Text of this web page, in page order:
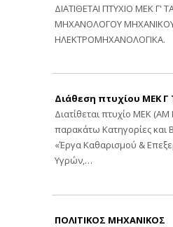
ΔΙΑΤΙΘΕΤΑΙ ΠΤΥΧΙΟ ΜΕΚ Γ'
ΜΗΧΑΝΟΛΟΓΟΥ
ΗΛΕΚΤΡΟΜΗΧΑΝΟΛΟΓΙΚΑ.
Διάθεση πτυχίου ΜΕΚ Γ
Διατίθεται πτυχίο ΜΕΚ (ΑΜ
παρακάτω Κατηγορίες και
«Έργα Καθαρισμού &
Υγρών,…
ΠΟΛΙΤΙΚΟΣ ΜΗΧΑΝΙΚΟΣ